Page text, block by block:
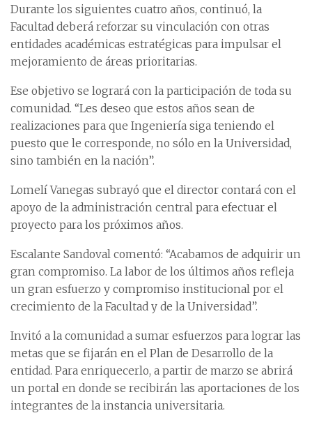
Durante los siguientes cuatro años, continuó, la
Facultad deberá reforzar su vinculación con otras
entidades académicas estratégicas para impulsar el
mejoramiento de áreas prioritarias.
Ese objetivo se logrará con la participación de toda su
comunidad. “Les deseo que estos años sean de
realizaciones para que Ingeniería siga teniendo el
puesto que le corresponde, no sólo en la Universidad,
sino también en la nación”.
Lomelí Vanegas subrayó que el director contará con el
apoyo de la administración central para efectuar el
proyecto para los próximos años.
Escalante Sandoval comentó: “Acabamos de adquirir un
gran compromiso. La labor de los últimos años refleja
un gran esfuerzo y compromiso institucional por el
crecimiento de la Facultad y de la Universidad”.
Invitó a la comunidad a sumar esfuerzos para lograr las
metas que se fijarán en el Plan de Desarrollo de la
entidad. Para enriquecerlo, a partir de marzo se abrirá
un portal en donde se recibirán las aportaciones de los
integrantes de la instancia universitaria.